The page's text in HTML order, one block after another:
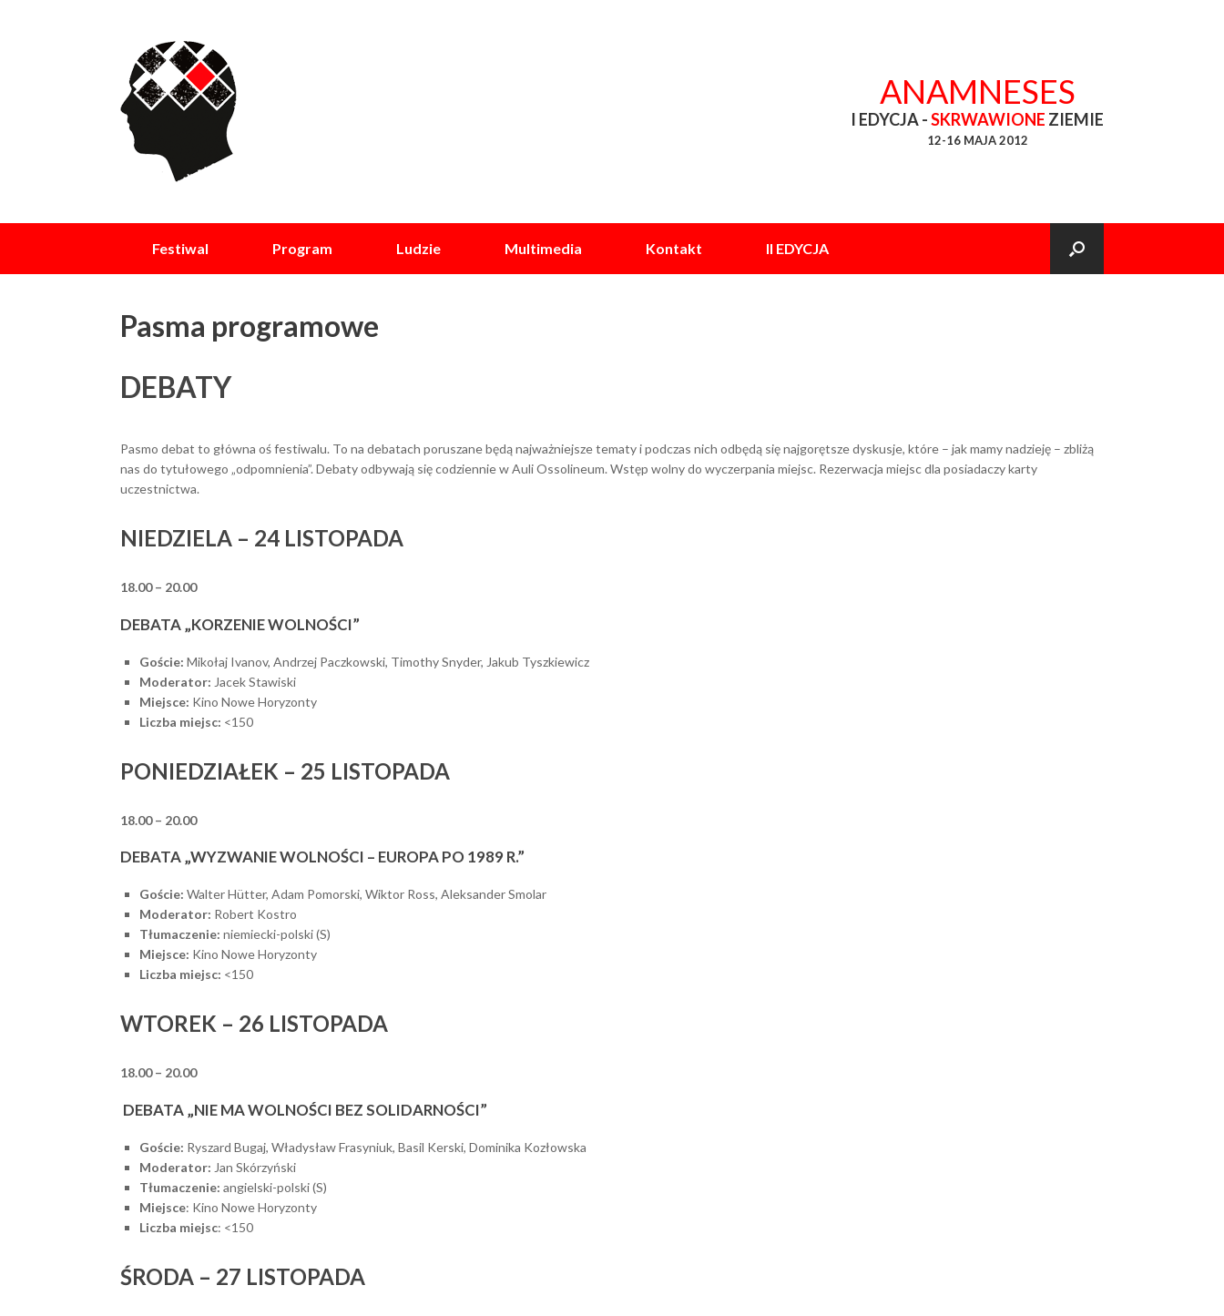
ANAMNESES
I EDYCJA -SKRWAWIONE ZIEMIE
12-16 MAJA 2012
Festiwal Program Ludzie Multimedia Kontakt II EDYCJA
Pasma programowe
DEBATY
Pasmo debat to główna oś festiwalu. To na debatach poruszane będą najważniejsze tematy i podczas nich odbędą się najgorętsze dyskusje, które – jak mamy nadzieję – zbliżą
nas do tytułowego „odpomnienia”. Debaty odbywają się codziennie w Auli Ossolineum. Wstęp wolny do wyczerpania miejsc. Rezerwacja miejsc dla posiadaczy karty
uczestnictwa.
NIEDZIELA – 24 LISTOPADA
18.00 – 20.00
DEBATA „KORZENIE WOLNOŚCI”
Goście: Mikołaj Ivanov, Andrzej Paczkowski, Timothy Snyder, Jakub Tyszkiewicz
Moderator: Jacek Stawiski
Miejsce: Kino Nowe Horyzonty
Liczba miejsc: <150
PONIEDZIAŁEK – 25 LISTOPADA
18.00 – 20.00
DEBATA „WYZWANIE WOLNOŚCI – EUROPA PO 1989 R.”
Goście: Walter Hütter, Adam Pomorski, Wiktor Ross, Aleksander Smolar
Moderator: Robert Kostro
Tłumaczenie: niemiecki-polski (S)
Miejsce: Kino Nowe Horyzonty
Liczba miejsc: <150
WTOREK – 26 LISTOPADA
18.00 – 20.00
DEBATA „NIE MA WOLNOŚCI BEZ SOLIDARNOŚCI”
Goście: Ryszard Bugaj, Władysław Frasyniuk, Basil Kerski, Dominika Kozłowska
Moderator: Jan Skórzyński
Tłumaczenie: angielski-polski (S)
Miejsce: Kino Nowe Horyzonty
Liczba miejsc: <150
ŚRODA – 27 LISTOPADA